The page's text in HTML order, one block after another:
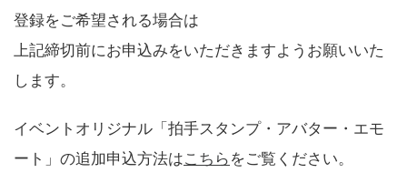
登録をご希望される場合は
上記締切前にお申込みをいただきますようお願いいた
します。
イベントオリジナル「拍手スタンプ・アバター・エモ
ート」の追加申込方法はこちら をご覧ください。